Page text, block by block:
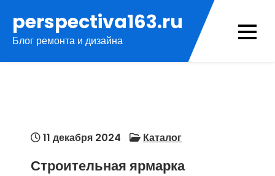
содержимому
perspectiva163.ru
Блог ремонта и дизайна
11 декабря 2024 Каталог
Строительная ярмарка